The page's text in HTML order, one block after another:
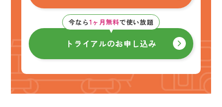
今なら1ヶ月無料で使い放題
トライアルのお申し込み